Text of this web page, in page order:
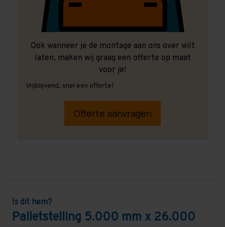
Ook wanneer je de montage aan ons over wilt
laten, maken wij graag een offerte op maat
voor je!
Vrijblijvend, snel een offerte!
Offerte aanvragen
Is dit hem?
Palletstelling 5.000 mm x 26.000